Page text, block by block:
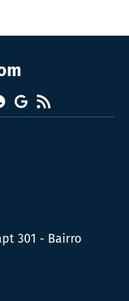
Google
News
RSS
301 - Bairro